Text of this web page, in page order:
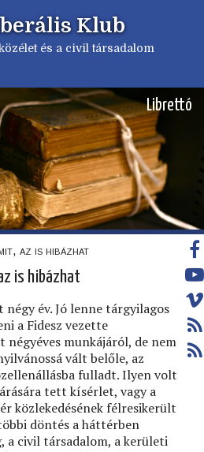
Klub
és a civil társadalom
Librettó
az is hibázhat
is hibázhat
év. Jó lenne tárgyilagos
a Fidesz vezette
négyéves munkájáról, de nem
vált belőle, az
fulladt. Ilyen volt
tett kísérlet, vagy a
közlekedésének félresikerült
döntés a háttérben
a civil társadalom, a kerületi